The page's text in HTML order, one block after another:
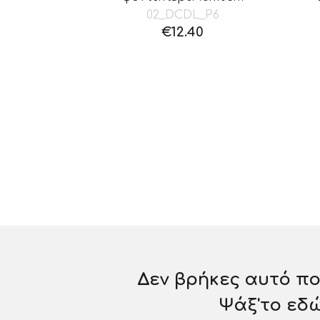
02_DCDL_P6
€12.40
Δεν βρήκες αυτό
Ψάξ'το